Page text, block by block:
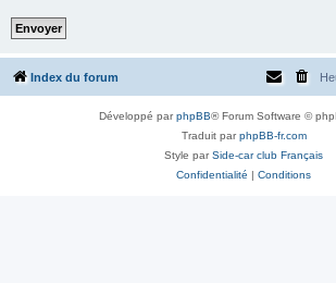
Index du forum
Développé parphpBB® Forum Software ©
Traduit parphpBB-fr.com
Style parSide-car club Français
Confidentialité | Conditions